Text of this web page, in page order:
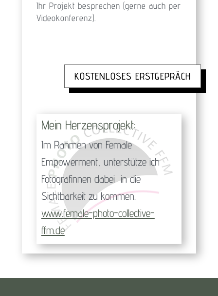
Ihr Projekt besprechen (gerne auch per
Videokonferenz).
KOSTENLOSES ERSTGEPRÄCH
Mein Herzensprojekt:
Im Rahmen von Female
Empowerment, unterstütze ich
Fotografinnen dabei in die
Sichtbarkeit zu kommen.
www.female-photo-collective-
ffm.de